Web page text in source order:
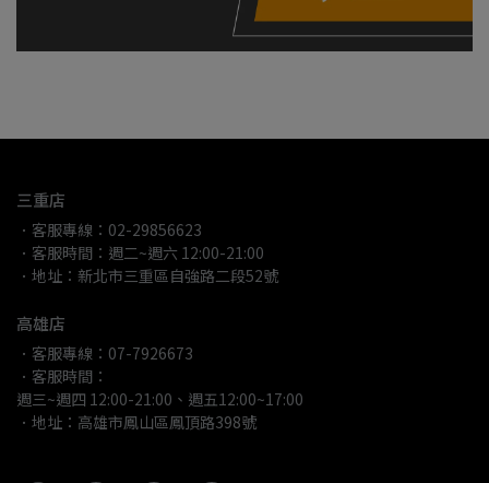
三重店
．客服專線：02-29856623
．客服時間：週二~週六 12:00-21:00
．地址：新北市三重區自強路二段52號
高雄店
．客服專線：07-7926673
．客服時間：
週三~週四 12:00-21:00、週五12:00~17:00
．地址：高雄市鳳山區鳳頂路398號